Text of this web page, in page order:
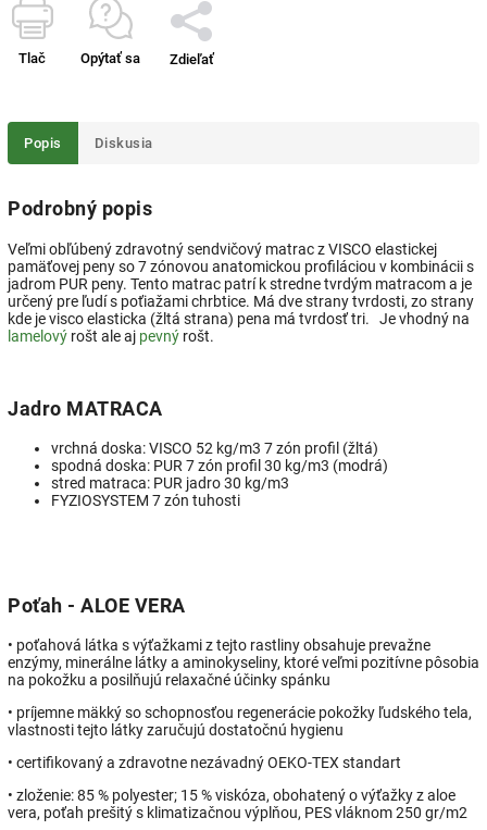
Tlač Opýtať sa Zdieľať
Popis Diskusia
Podrobný popis
Veľmi obľúbený zdravotný sendvičový matrac z VISCO elastickej
pamäťovej peny so 7 zónovou anatomickou profiláciou v kombinácii s
jadrom PUR peny. Tento matrac patrí k stredne tvrdým matracom a je
určený pre ľudí s poťiažami chrbtice. Má dve strany tvrdosti, zo strany
kde je visco elasticka (žltá strana) pena má tvrdosť tri. Je vhodný na
lamelový rošt ale aj pevný rošt.
Jadro MATRACA
vrchná doska: VISCO 52 kg/m3 7 zón profil (žltá)
spodná doska: PUR 7 zón profil 30 kg/m3 (modrá)
stred matraca: PUR jadro 30 kg/m3
FYZIOSYSTEM 7 zón tuhosti
Poťah - ALOE VERA
• poťahová látka s výťažkami z tejto rastliny obsahuje prevažne
enzýmy, minerálne látky a aminokyseliny, ktoré veľmi pozitívne pôsobia
na pokožku a posilňujú relaxačné účinky spánku
• príjemne mäkký so schopnosťou regenerácie pokožky ľudského tela,
vlastnosti tejto látky zaručujú dostatočnú hygienu
• certifikovaný a zdravotne nezávadný OEKO-TEX standart
• zloženie: 85 % polyester; 15 % viskóza, obohatený o výťažky z aloe
vera, poťah prešitý s klimatizačnou výplňou, PES vláknom 250 gr/m2